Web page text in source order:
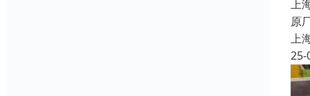
上
原
上
25-